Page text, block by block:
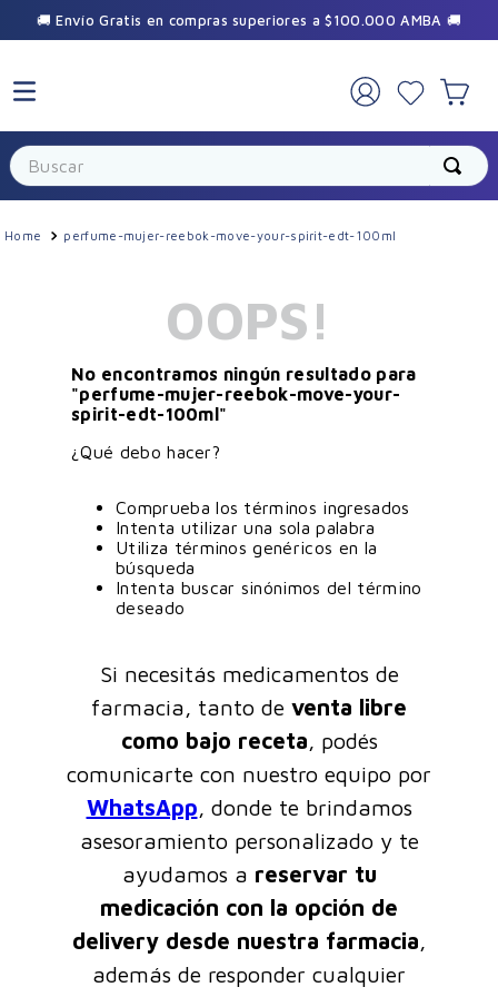
🚚 Envío Gratis en compras superiores a $100.000 AMBA 🚚
Buscar
perfume-mujer-reebok-move-your-spirit-edt-100ml
OOPS!
No encontramos ningún resultado para
"perfume-mujer-reebok-move-your-
spirit-edt-100ml"
¿Qué debo hacer?
Comprueba los términos ingresados
Intenta utilizar una sola palabra
Utiliza términos genéricos en la
búsqueda
Intenta buscar sinónimos del término
deseado
Si necesitás medicamentos de
farmacia, tanto de venta libre
como bajo receta, podés
comunicarte con nuestro equipo por
WhatsApp, donde te brindamos
asesoramiento personalizado y te
ayudamos a reservar tu
medicación con la opción de
delivery desde nuestra farmacia,
además de responder cualquier
×
🎁 Sumate a la comunidad Vilela
Recibí promos exclusivas y beneficios
especiales durante el año.
Suscribirme